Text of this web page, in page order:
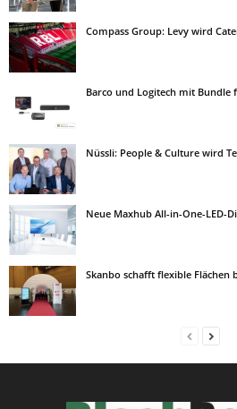
Compass Group: Levy wird
Barco und Logitech mit Bundle
Nüssli: People & Culture wird
Neue Maxhub All-in-One-LED-
Skanbo schafft flexible Flächen